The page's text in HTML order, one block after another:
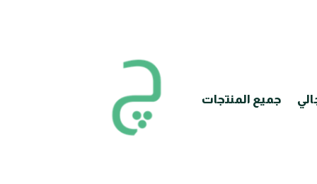
جميع المنتجات